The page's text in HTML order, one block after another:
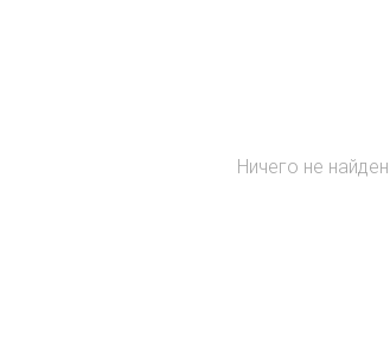
Ничего не